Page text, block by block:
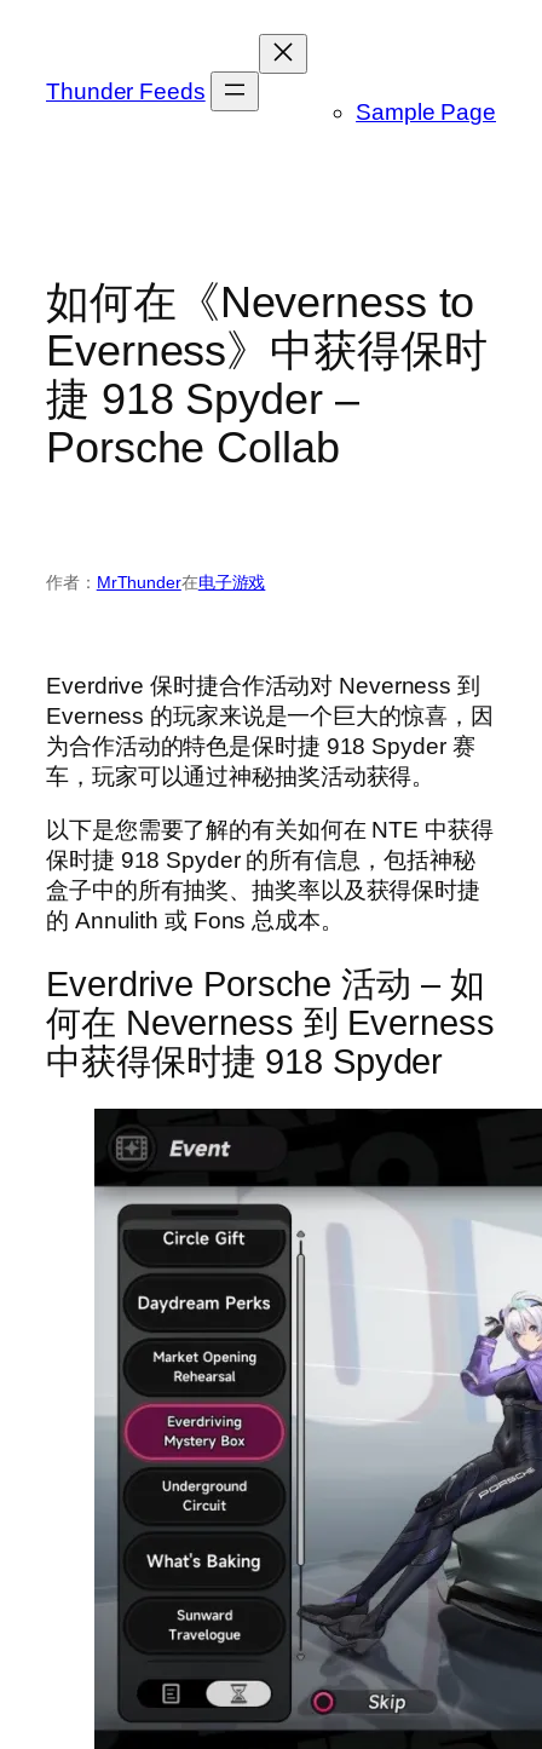
Thunder Feeds
Sample Page
如何在《Neverness to
Everness》中获得保时
捷 918 Spyder –
Porsche Collab
作者： MrThunder在电子游戏
Everdrive 保时捷合作活动对 Neverness 到
Everness 的玩家来说是一个巨大的惊喜，因
为合作活动的特色是保时捷 918 Spyder 赛
车，玩家可以通过神秘抽奖活动获得。
以下是您需要了解的有关如何在 NTE 中获得
保时捷 918 Spyder 的所有信息，包括神秘
盒子中的所有抽奖、抽奖率以及获得保时捷
的 Annulith 或 Fons 总成本。
Everdrive Porsche 活动 – 如
何在 Neverness 到 Everness
中获得保时捷 918 Spyder